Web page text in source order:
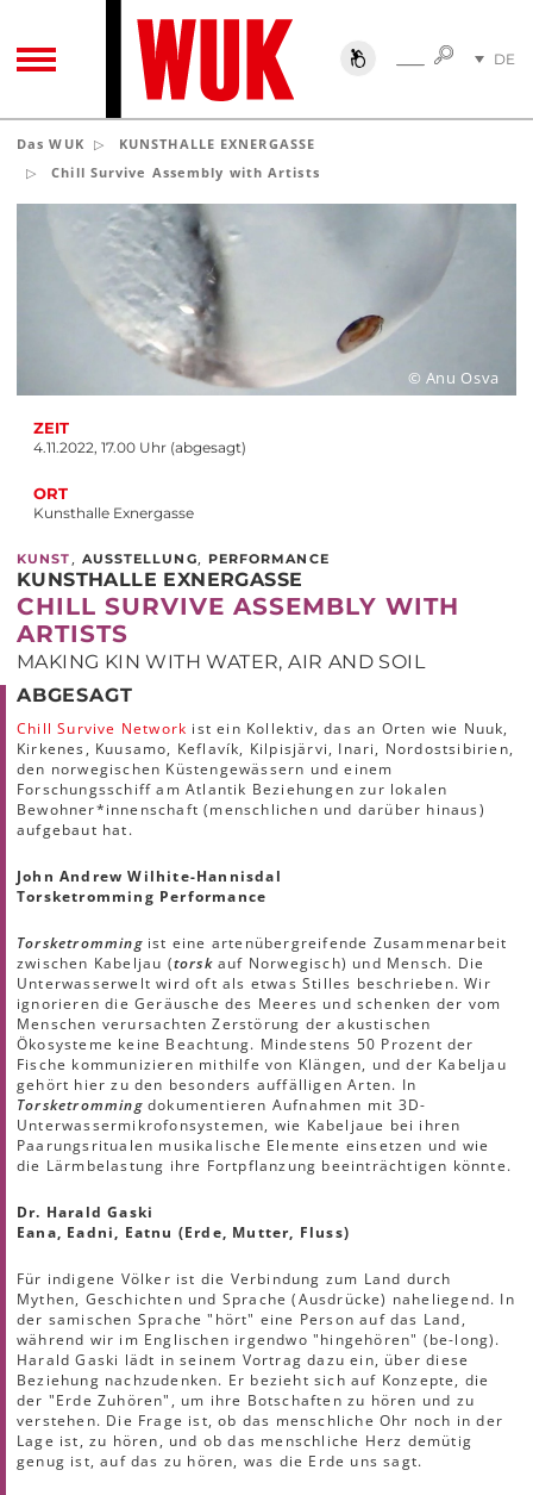
TOGGLE NAVIGATIONSUCHESUCHE
DE
Das WUK
KUNSTHALLE EXNERGASSE
Chill Survive Assembly with Artists
ZEIT
4.11.2022, 17.00 Uhr (abgesagt)
ORT
Kunsthalle Exnergasse
© Anu Osva
KUNST , AUSSTELLUNG, PERFORMANCE
KUNSTHALLE EXNERGASSE
CHILL SURVIVE ASSEMBLY WITH
ARTISTS
MAKING KIN WITH WATER, AIR AND SOIL
ABGESAGT
Chill Survive Network ist ein Kollektiv, das an Orten wie Nuuk,
Kirkenes, Kuusamo, Keflavík, Kilpisjärvi, Inari, Nordostsibirien,
den norwegischen Küstengewässern und einem
Forschungsschiff am Atlantik Beziehungen zur lokalen
Bewohner*innenschaft (menschlichen und darüber hinaus)
aufgebaut hat.
John Andrew Wilhite-Hannisdal
Torsketromming Performance
Torsketrommingist eine artenübergreifende Zusammenarbeit
zwischen Kabeljau (torskauf Norwegisch) und Mensch. Die
Unterwasserwelt wird oft als etwas Stilles beschrieben. Wir
ignorieren die Geräusche des Meeres und schenken der vom
Menschen verursachten Zerstörung der akustischen
Ökosysteme keine Beachtung. Mindestens 50 Prozent der
Fische kommunizieren mithilfe von Klängen, und der Kabeljau
gehört hier zu den besonders auffälligen Arten. In
Torsketrommingdokumentieren Aufnahmen mit 3D-
Unterwassermikrofonsystemen, wie Kabeljaue bei ihren
Paarungsritualen musikalische Elemente einsetzen und wie
die Lärmbelastung ihre Fortpflanzung beeinträchtigen könnte.
Dr. Harald Gaski
Eana, Eadni, Eatnu (Erde, Mutter, Fluss)
Für indigene Völker ist die Verbindung zum Land durch
Mythen, Geschichten und Sprache (Ausdrücke) naheliegend. In
der samischen Sprache "hört" eine Person auf das Land,
während wir im Englischen irgendwo "hingehören" (be-long).
Harald Gaski lädt in seinem Vortrag dazu ein, über diese
Beziehung nachzudenken. Er bezieht sich auf Konzepte, die
der "Erde Zuhören", um ihre Botschaften zu hören und zu
verstehen. Die Frage ist, ob das menschliche Ohr noch in der
Lage ist, zu hören, und ob das menschliche Herz demütig
genug ist, auf das zu hören, was die Erde uns sagt.